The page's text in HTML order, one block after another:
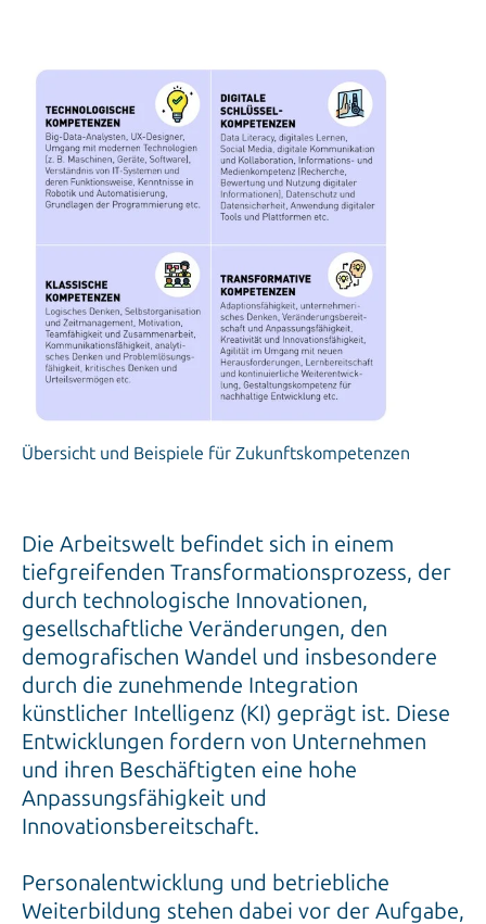
Übersicht und Beispiele für Zukunftskompetenzen
Die Arbeitswelt befindet sich in einem
tiefgreifenden Transformationsprozess, der
durch technologische Innovationen,
gesellschaftliche Veränderungen, den
demografischen Wandel und insbesondere
durch die zunehmende Integration
künstlicher Intelligenz (KI) geprägt ist. Diese
Entwicklungen fordern von Unternehmen
und ihren Beschäftigten eine hohe
Anpassungsfähigkeit und
Innovationsbereitschaft.
Personalentwicklung und betriebliche
Weiterbildung stehen dabei vor der Aufgabe,